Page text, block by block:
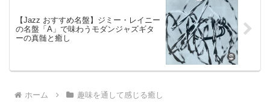
【Jazz おすすめ名盤】ジミー・レイニー
の名盤「A」で味わうモダンジャズギタ
ーの真髄と癒し
ホーム 趣味を通して感じる癒し